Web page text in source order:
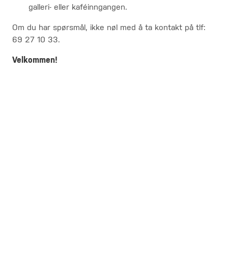
galleri- eller kaféinngangen.
Om du har spørsmål, ikke nøl med å ta kontakt på tlf:
69 27 10 33.
Velkommen!